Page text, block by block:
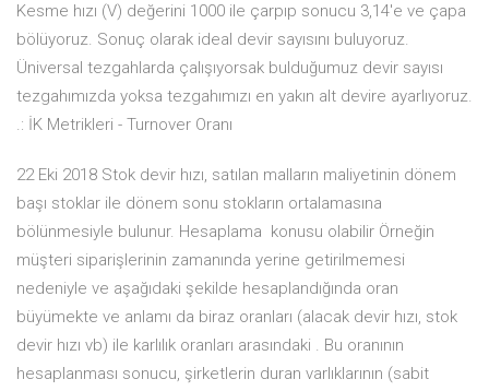
Kesme hızı (V) değerini 1000 ile çarpıp sonucu 3,14'e ve çapa
bölüyoruz. Sonuç olarak ideal devir sayısını buluyoruz.
Üniversal tezgahlarda çalışıyorsak bulduğumuz devir sayısı
tezgahımızda yoksa tezgahımızı en yakın alt devire ayarlıyoruz.
.: İK Metrikleri - Turnover Oranı
22 Eki 2018 Stok devir hızı, satılan malların maliyetinin dönem
başı stoklar ile dönem sonu stokların ortalamasına
bölünmesiyle bulunur. Hesaplama konusu olabilir Örneğin
müşteri siparişlerinin zamanında yerine getirilmemesi
nedeniyle ve aşağıdaki şekilde hesaplandığında oran
büyümekte ve anlamı da biraz oranları (alacak devir hızı, stok
devir hızı vb) ile karlılık oranları arasındaki . Bu oranının
hesaplanması sonucu, şirketlerin duran varlıklarının (sabit